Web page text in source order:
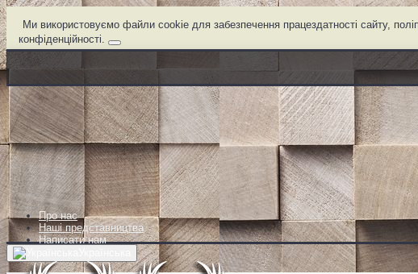
Ми використовуємо файли cookie для забезпечення працездатності сайту,
конфіденційності.
Про нас
Наші представництва
Написати нам